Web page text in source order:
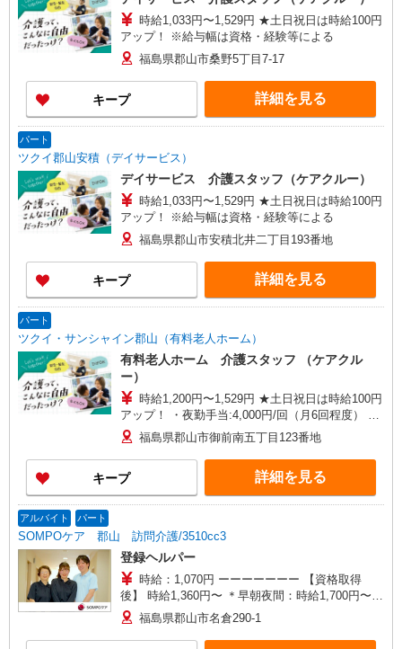
時給1,033円〜1,529円 ★土日祝日は時給100円
アップ！ ※給与幅は資格・経験等による
福島県郡山市桑野5丁目7-17
キープ 詳細を見る
パート
ツクイ郡山安積（デイサービス）
デイサービス 介護スタッフ（ケアクルー）
時給1,033円〜1,529円 ★土日祝日は時給100円
アップ！ ※給与幅は資格・経験等による
福島県郡山市安積北井二丁目193番地
キープ 詳細を見る
パート
ツクイ・サンシャイン郡山（有料老人ホーム）
有料老人ホーム 介護スタッフ （ケアクル
ー）
時給1,200円〜1,529円 ★土日祝日は時給100円
アップ！ ・夜勤手当:4,000円/回（月6回程度） ※
給与幅は資格・経験等による
福島県郡山市御前南五丁目123番地
キープ 詳細を見る
アルバイト パート
SOMPOケア 郡山 訪問介護/3510cc3
登録ヘルパー
時給：1,070円 ーーーーーーー 【資格取得
後】 時給1,360円〜 ＊早朝夜間：時給1,700円〜
福島県郡山市名倉290-1